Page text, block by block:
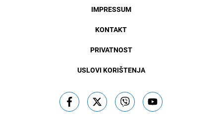
IMPRESSUM
KONTAKT
PRIVATNOST
USLOVI KORIŠTENJA